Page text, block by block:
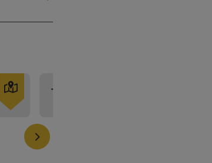
Copyright öffnen
Traunradweg R4
nächstes Element